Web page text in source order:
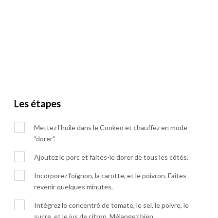
Les étapes
Mettez l'huile dans le Cookeo et chauffez en mode
"dorer".
Ajoutez le porc et faites-le dorer de tous les côtés.
Incorporez l'oignon, la carotte, et le poivron. Faites
revenir quelques minutes.
Intégrez le concentré de tomate, le sel, le poivre, le